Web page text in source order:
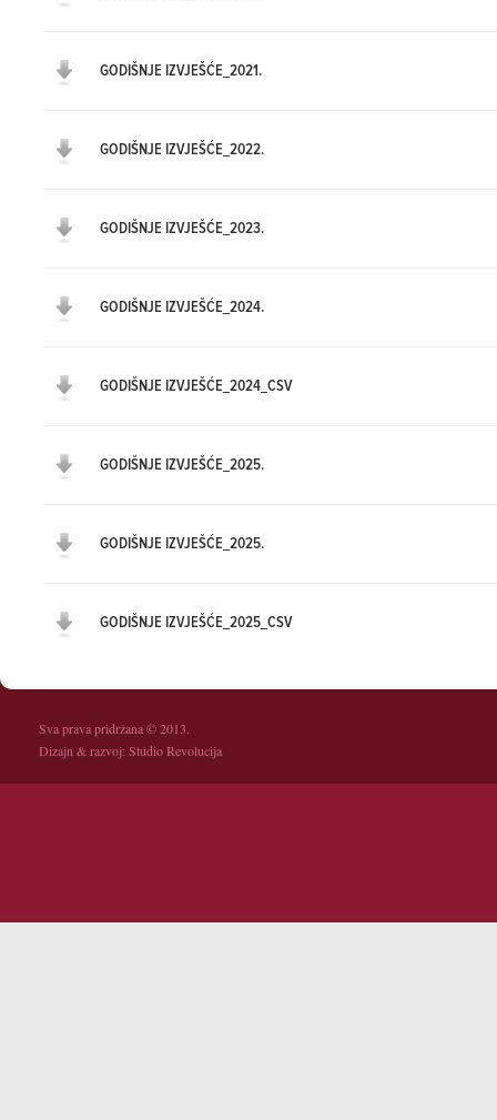
GODIŠNJE IZVJEŠĆE_2021.
GODIŠNJE IZVJEŠĆE_2022.
GODIŠNJE IZVJEŠĆE_2023.
GODIŠNJE IZVJEŠĆE_2024.
GODIŠNJE IZVJEŠĆE_2024_CSV
GODIŠNJE IZVJEŠĆE_2025.
GODIŠNJE IZVJEŠĆE_2025.
GODIŠNJE IZVJEŠĆE_2025_CSV
Sva prava pridržana © 2013.
Dizajn & razvoj:Studio Revolucija